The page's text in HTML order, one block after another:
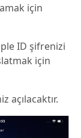
için
ID şifrenizi
için
açılacaktır.